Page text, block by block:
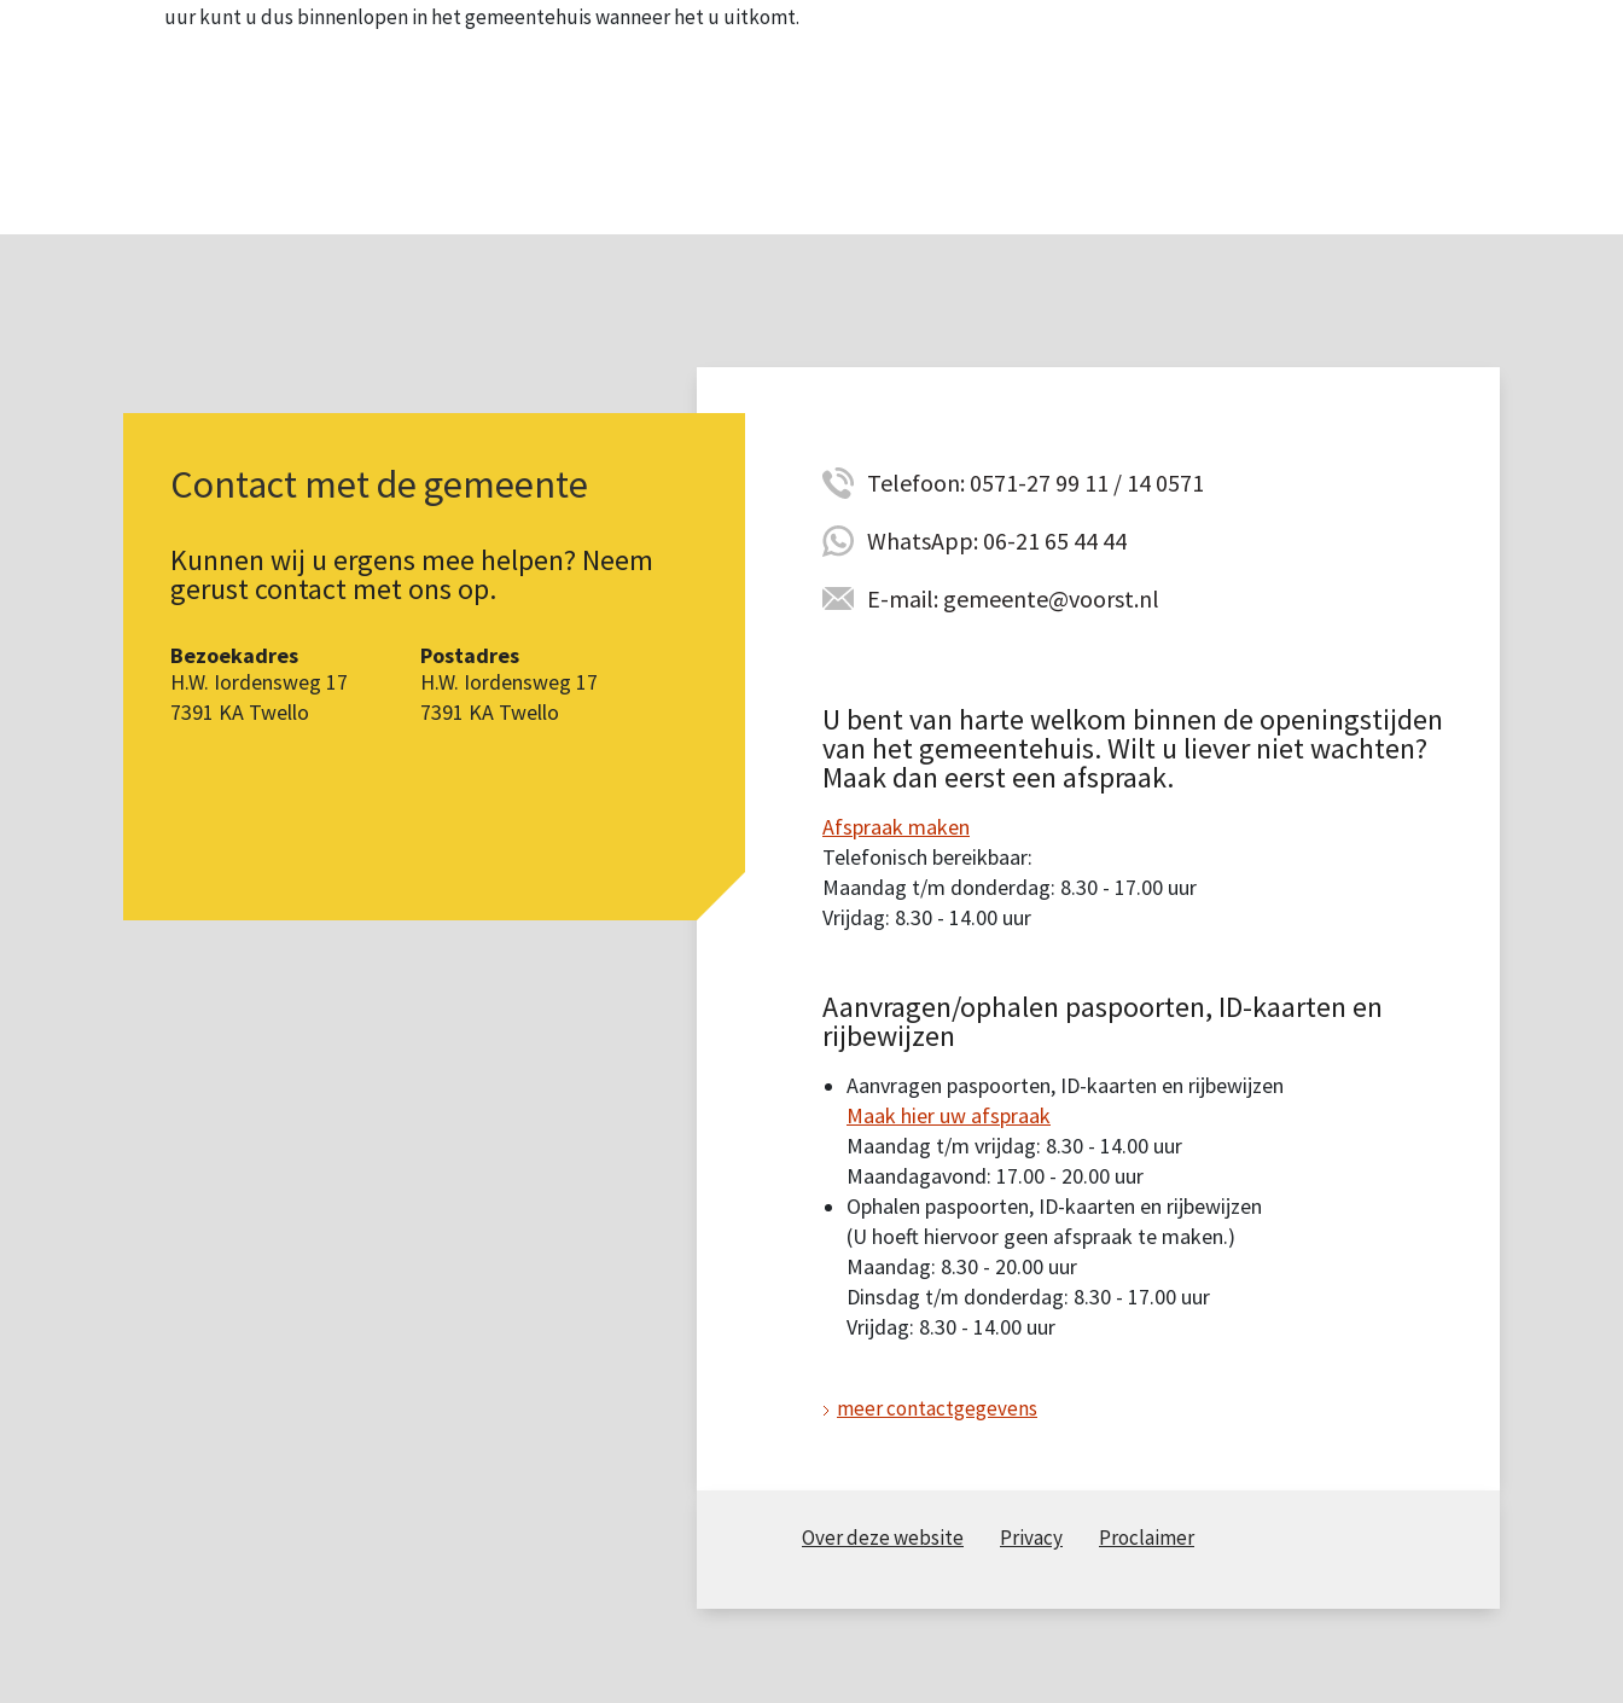
uur kunt u dus binnenlopen in het gemeentehuis wanneer het u uitkomt.
Contact met de gemeente
Kunnen wij u ergens mee helpen? Neem
gerust contact met ons op.
Bezoekadres
H.W. Iordensweg 17
7391 KA Twello
Postadres
H.W. Iordensweg 17
7391 KA Twello
Telefoon: 0571-27 99 11 / 14 0571
WhatsApp: 06-21 65 44 44
E-mail: gemeente@voorst.nl
U bent van harte welkom binnen de openingstijden
van het gemeentehuis. Wilt u liever niet wachten?
Maak dan eerst een afspraak.
Afspraak maken
Telefonisch bereikbaar:
Maandag t/m donderdag: 8.30 - 17.00 uur
Vrijdag: 8.30 - 14.00 uur
Aanvragen/ophalen paspoorten, ID-kaarten en
rijbewijzen
Aanvragen paspoorten, ID-kaarten en rijbewijzen
Maak hier uw afspraak
Maandag t/m vrijdag: 8.30 - 14.00 uur
Maandagavond: 17.00 - 20.00 uur
Ophalen paspoorten, ID-kaarten en rijbewijzen
(U hoeft hiervoor geen afspraak te maken.)
Maandag: 8.30 - 20.00 uur
Dinsdag t/m donderdag: 8.30 - 17.00 uur
Vrijdag: 8.30 - 14.00 uur
meer contactgegevens
Over deze website Privacy Proclaimer